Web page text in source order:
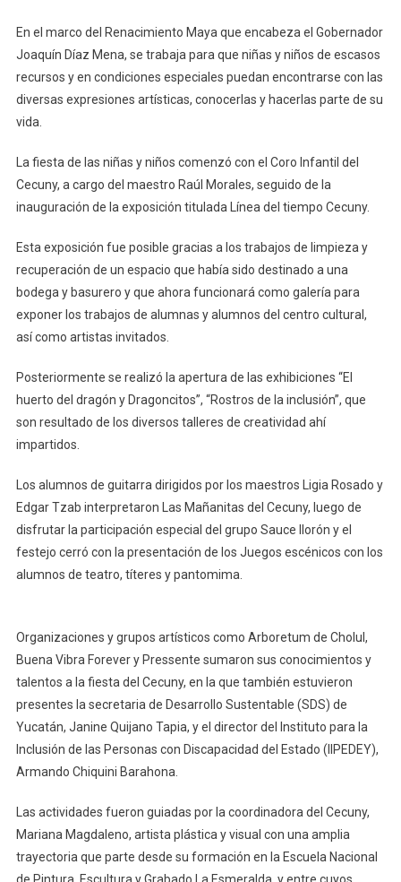
En el marco del Renacimiento Maya que encabeza el Gobernador
Joaquín Díaz Mena, se trabaja para que niñas y niños de escasos
recursos y en condiciones especiales puedan encontrarse con las
diversas expresiones artísticas, conocerlas y hacerlas parte de su
vida.
La fiesta de las niñas y niños comenzó con el Coro Infantil del
Cecuny, a cargo del maestro Raúl Morales, seguido de la
inauguración de la exposición titulada Línea del tiempo Cecuny.
Esta exposición fue posible gracias a los trabajos de limpieza y
recuperación de un espacio que había sido destinado a una
bodega y basurero y que ahora funcionará como galería para
exponer los trabajos de alumnas y alumnos del centro cultural,
así como artistas invitados.
Posteriormente se realizó la apertura de las exhibiciones “El
huerto del dragón y Dragoncitos”, “Rostros de la inclusión”, que
son resultado de los diversos talleres de creatividad ahí
impartidos.
Los alumnos de guitarra dirigidos por los maestros Ligia Rosado y
Edgar Tzab interpretaron Las Mañanitas del Cecuny, luego de
disfrutar la participación especial del grupo Sauce llorón y el
festejo cerró con la presentación de los Juegos escénicos con los
alumnos de teatro, títeres y pantomima.
Organizaciones y grupos artísticos como Arboretum de Cholul,
Buena Vibra Forever y Pressente sumaron sus conocimientos y
talentos a la fiesta del Cecuny, en la que también estuvieron
presentes la secretaria de Desarrollo Sustentable (SDS) de
Yucatán, Janine Quijano Tapia, y el director del Instituto para la
Inclusión de las Personas con Discapacidad del Estado (IIPEDEY),
Armando Chiquini Barahona.
Las actividades fueron guiadas por la coordinadora del Cecuny,
Mariana Magdaleno, artista plástica y visual con una amplia
trayectoria que parte desde su formación en la Escuela Nacional